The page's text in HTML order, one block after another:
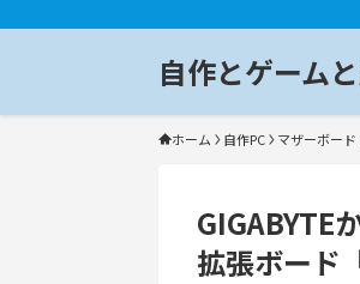
自作とゲーム
ホーム 自作PC マザーボード
GIGABYTE
拡張ボード